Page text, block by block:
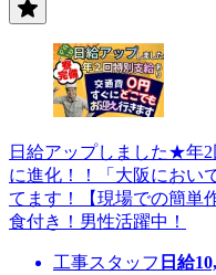
日給アップしました★年
に進化！！「大阪におい
てます！【現場での簡単
食付き！男性活躍中！
工事スタッフ 日給